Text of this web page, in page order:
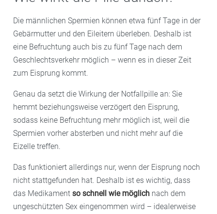
Die männlichen Spermien können etwa fünf Tage in der
Gebärmutter und den Eileitern überleben. Deshalb ist
eine Befruchtung auch bis zu fünf Tage nach dem
Geschlechtsverkehr möglich – wenn es in dieser Zeit
zum Eisprung kommt.
Genau da setzt die Wirkung der Notfallpille an: Sie
hemmt beziehungsweise verzögert den Eisprung,
sodass keine Befruchtung mehr möglich ist, weil die
Spermien vorher absterben und nicht mehr auf die
Eizelle treffen.
Das funktioniert allerdings nur, wenn der Eisprung noch
nicht stattgefunden hat. Deshalb ist es wichtig, dass
das Medikament so schnell wie möglich nach dem
ungeschützten Sex eingenommen wird – idealerweise